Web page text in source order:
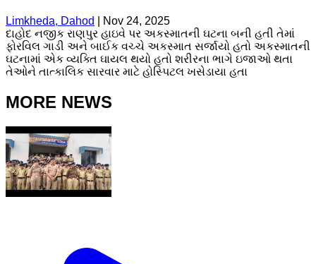
Limkheda, Dahod
Nov 24, 2025
દાહોદ નજીક રાણપુર હાઇવે પર અકસ્માતની ઘટના બની હતી તેમાં
ફોરવિલ ગાડી અને બાઈક વચ્ચે અકસ્માત સર્જાયો હતો અકસ્માતની
ઘટનામાં એક વ્યક્તિ ઘાયલ થયો હતો શરીરના ભાગે ઇજાઓ થતા
તેઓને તાત્કાલિક સારવાર માટે હોસ્પિટલ ખસેડાયા હતા
MORE NEWS